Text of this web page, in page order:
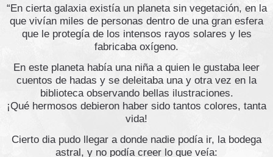
“En cierta galaxia existía un planeta sin vegetación, en la
que vivían miles de personas dentro de una gran esfera
que le protegía de los intensos rayos solares y les
fabricaba oxígeno.
En este planeta había una niña a quien le gustaba leer
cuentos de hadas y se deleitaba una y otra vez en la
biblioteca observando bellas ilustraciones.
¡Qué hermosos debieron haber sido tantos colores, tanta
vida!
Cierto dia pudo llegar a donde nadie podía ir, la bodega
astral, y no podía creer lo que veía: